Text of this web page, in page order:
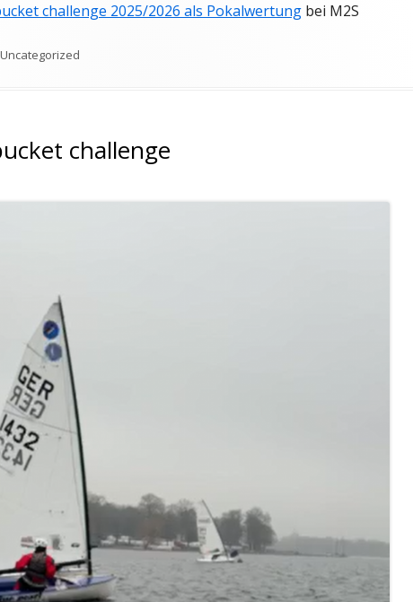
challenge 2025/2026 als Pokalwertung bei M2S
Kategorien
Uncategorized
challenge